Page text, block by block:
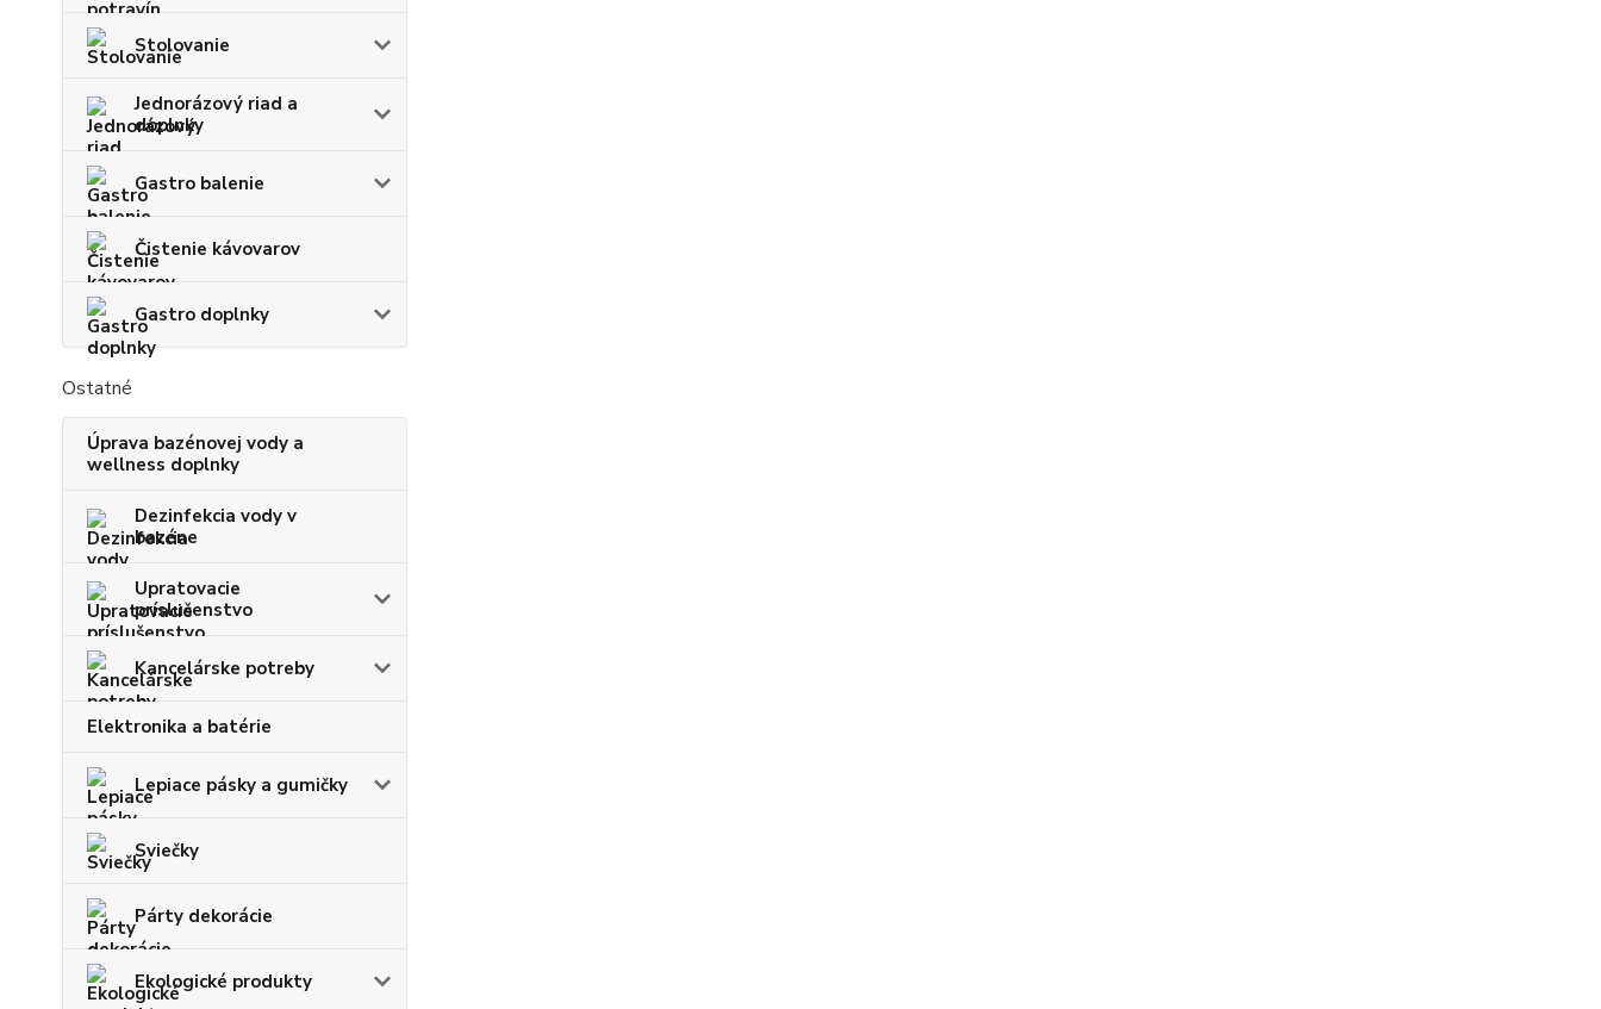
Stolovanie
Jednorázový riad a
doplnky
Gastro balenie
Čistenie kávovarov
Gastro doplnky
Ostatné
Úprava bazénovej vody a
wellness doplnky
Dezinfekcia vody v
bazéne
Upratovacie
príslušenstvo
Kancelárske potreby
Elektronika a batérie
Lepiace pásky a gumičky
Sviečky
Párty dekorácie
Ekologické produkty